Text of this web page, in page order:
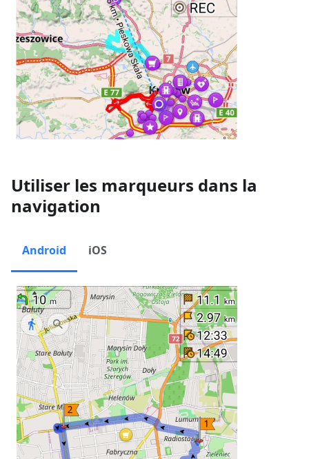
Utiliser les marqueurs dans la
navigation
Android iOS